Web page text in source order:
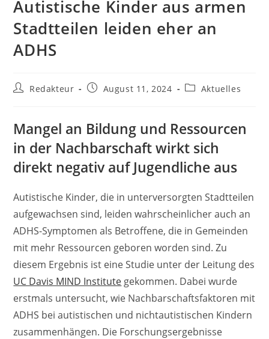
Autistische Kinder aus armen
Stadtteilen leiden eher an
ADHS
Beitrags-
Redakteur
BeitragAugust 11, 2024
Beitrags-
Aktuelles
Mangel an Bildung und Ressourcen
in der Nachbarschaft wirkt sich
direkt negativ auf Jugendliche aus
Autistische Kinder, die in unterversorgten Stadtteilen
aufgewachsen sind, leiden wahrscheinlicher auch an
ADHS-Symptomen als Betroffene, die in Gemeinden
mit mehr Ressourcen geboren worden sind. Zu
diesem Ergebnis ist eine Studie unter der Leitung des
UC Davis MIND Institute gekommen. Dabei wurde
erstmals untersucht, wie Nachbarschaftsfaktoren mit
ADHS bei autistischen und nichtautistischen Kindern
zusammenhängen. Die Forschungsergebnisse